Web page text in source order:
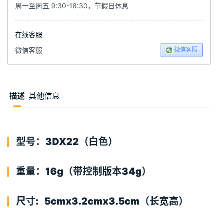
周一至周五 9:30-18:30，节假日休息
在线客服
微信客服
微信客服
描述 其他信息
型号：3DX22（白色）
重量：16g（带控制版本34g）
尺寸: 5cmx3.2cmx3.5cm（长宽高）